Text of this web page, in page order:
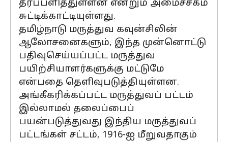
தீர்ப்பளித்துள்ளன என்றும் அமைச்சகம்
சுட்டிக்காட்டியுள்ளது.
தமிழ்நாடு மருத்துவ கவுன்சிலின்
ஆலோசனைகளும், இந்த முன்னொட்டு
பதிவுசெய்யப்பட்ட மருத்துவ
பயிற்சியாளர்களுக்கு மட்டுமே
என்பதை தெளிவுபடுத்தியுள்ளன.
அங்கீகரிக்கப்பட்ட மருத்துவப் பட்டம்
இல்லாமல் தலைப்பைப்
பயன்படுத்துவது இந்திய மருத்துவப்
பட்டங்கள் சட்டம், 1916-ஐ மீறுவதாகும்